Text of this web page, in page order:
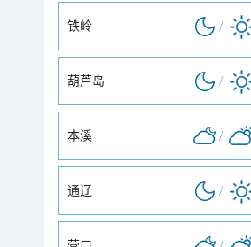
铁岭 /
葫芦岛 /
本溪 /
通辽 /